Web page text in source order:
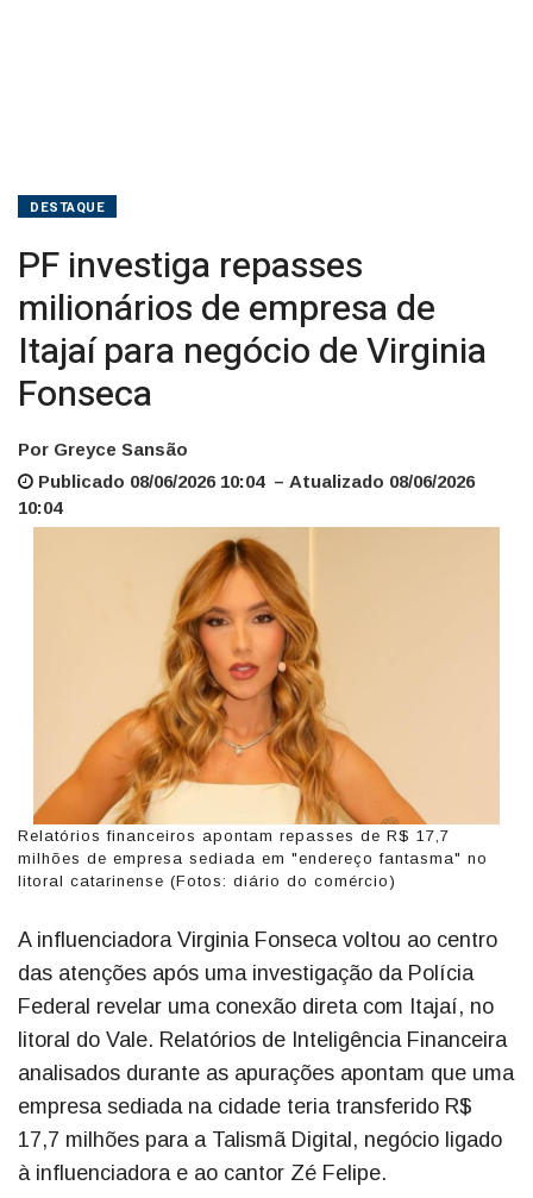
DESTAQUE
PF investiga repasses
milionários de empresa de
Itajaí para negócio de Virginia
Fonseca
Por Greyce Sansão
Publicado 08/06/2026 10:04 – Atualizado 08/06/2026
10:04
Relatórios financeiros apontam repasses de R$ 17,7
milhões de empresa sediada em "endereço fantasma" no
litoral catarinense (Fotos: diário do comércio)
A influenciadora Virginia Fonseca voltou ao centro
das atenções após uma investigação da Polícia
Federal revelar uma conexão direta com Itajaí, no
litoral do Vale. Relatórios de Inteligência Financeira
analisados durante as apurações apontam que uma
empresa sediada na cidade teria transferido R$
17,7 milhões para a Talismã Digital, negócio ligado
à influenciadora e ao cantor Zé Felipe.